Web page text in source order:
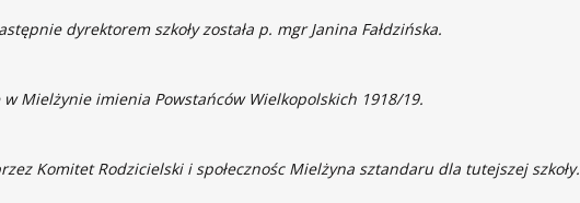
dyrektorem szkoły została p. mgr Janina Fałdzińska.
Mielżynie imienia Powstańców Wielkopolskich 1918/19.
Komitet Rodzicielski i społecznośc Mielżyna sztandaru dla tutejszej szkoły.